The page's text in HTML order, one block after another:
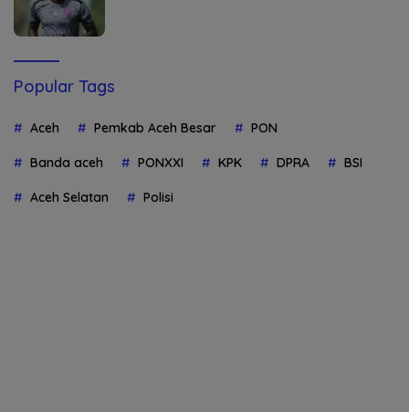
Popular Tags
Aceh Pemkab Aceh Besar PON
Banda aceh PONXXI KPK DPRA BSI
Aceh Selatan Polisi